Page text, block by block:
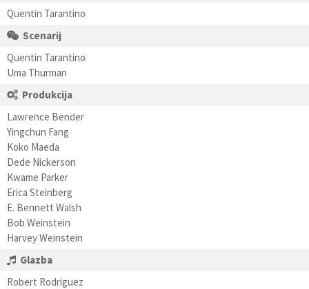
Quentin Tarantino
Scenarij
Quentin Tarantino
Uma Thurman
Produkcija
Lawrence Bender
Yingchun Fang
Koko Maeda
Dede Nickerson
Kwame Parker
Erica Steinberg
E. Bennett Walsh
Bob Weinstein
Harvey Weinstein
Glazba
Robert Rodriguez